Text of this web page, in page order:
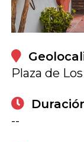
Plaza de
--